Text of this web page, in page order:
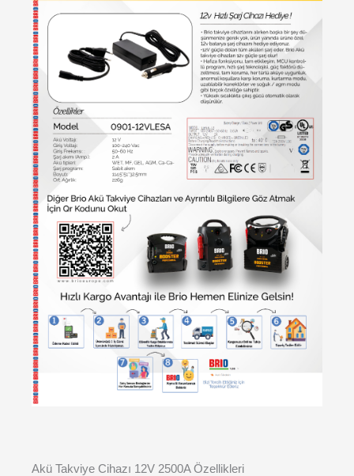
Akü Takviye Cihazı 12V 2500A Özellikleri